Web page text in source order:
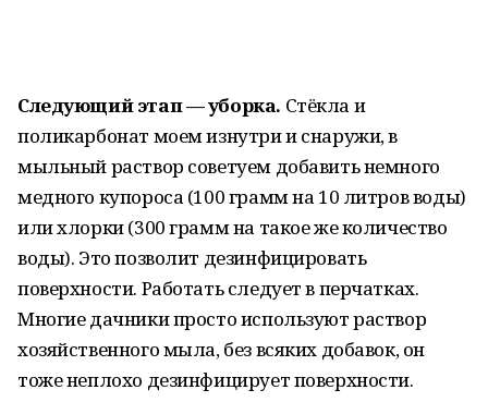
Следующий этап — уборка. Стёкла и
поликарбонат моем изнутри и снаружи, в
мыльный раствор советуем добавить немного
медного купороса (100 грамм на 10 литров воды)
или хлорки (300 грамм на такое же количество
воды). Это позволит дезинфицировать
поверхности. Работать следует в перчатках.
Многие дачники просто используют раствор
хозяйственного мыла, без всяких добавок, он
тоже неплохо дезинфицирует поверхности.